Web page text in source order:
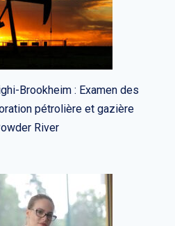
Brookheim : Examen des
pétrolière et gazière
River